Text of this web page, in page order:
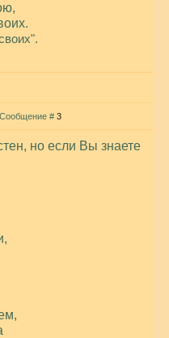
# 3
но если Вы знаете